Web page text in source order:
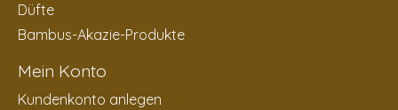
Düfte
Bambus-Akazie-Produkte
Mein Konto
Kundenkonto anlegen